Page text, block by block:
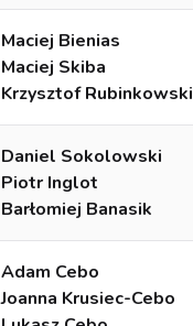
Maciej Bienias
Maciej Skiba
Krzysztof Rubinkowski
Daniel Sokolowski
Piotr Inglot
Barłomiej Banasik
Adam Cebo
Joanna Krusiec-Cebo